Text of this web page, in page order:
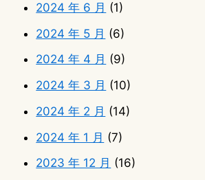
2024 年 6 月 (1)
2024 年 5 月 (6)
2024 年 4 月 (9)
2024 年 3 月 (10)
2024 年 2 月 (14)
2024 年 1 月 (7)
2023 年 12 月 (16)